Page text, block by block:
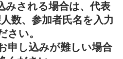
みされる場合は、代表
数、参加者氏名を入力
さい。
申し込みが難しい場合